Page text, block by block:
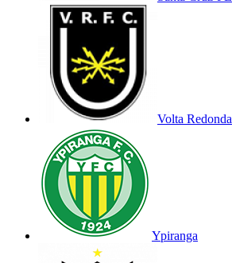
Volta Redonda
Ypiranga